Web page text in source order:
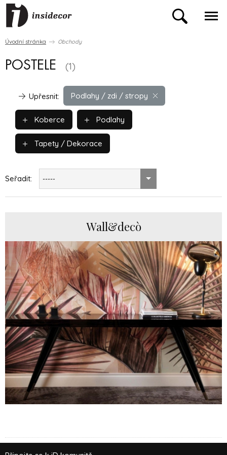
Úvodní stránka Obchody
POSTELE (1)
Podlahy / zdi / stropy
Upřesnit:
Koberce Podlahy
Tapety / Dekorace
Seřadit: -----
Wall&decò